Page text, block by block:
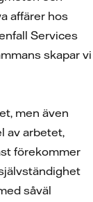
affärer hos
Services
skapar vi
men även
av arbetet,
förekommer
såväl